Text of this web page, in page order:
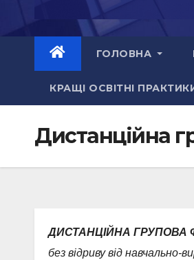
ГОЛОВНА
КРАЩІ ОСВІТНІ
Дистанційна
ДИСТАНЦІЙНА ГРУПОВА
без відриву від навчально-